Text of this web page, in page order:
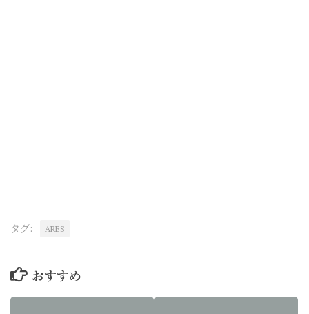
タグ: ARES
おすすめ